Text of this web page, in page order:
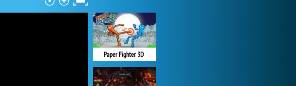
Paper Fighter 3D